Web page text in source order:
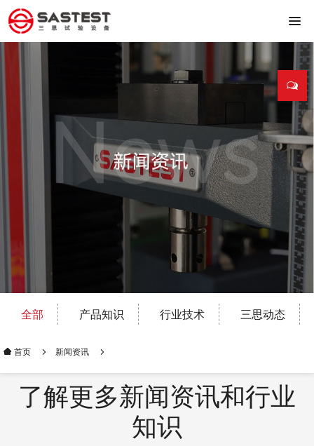
全部 产品知识 行业技术 三思动态
首页 新闻资讯
了解更多新闻资讯和行业
知识